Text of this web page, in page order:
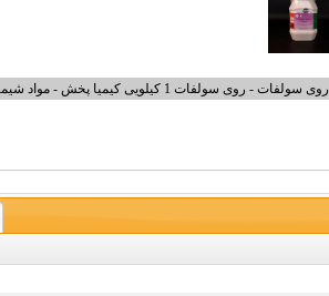
روی سولفات - روی سولفات 1 کیلویی کیمیا پخش - مواد شیمیایی